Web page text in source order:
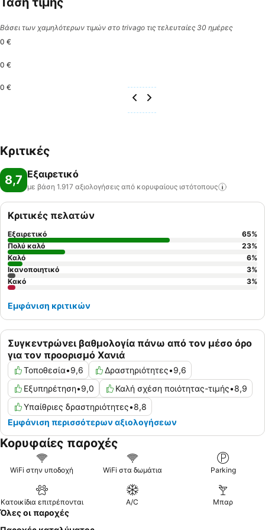
Βάσει των χαμηλότερων τιμών στο trivago τις τελευταίες 30 ημέρες
0 €
0 €
0 €
Κριτικές
8,7 Εξαιρετικό
με βάση 1.917 αξιολογήσεις από κορυφαίους ιστότοπους
Συγκεντρώνει βαθμολογία πάνω από τον μέσο όρο
για τον προορισμό Χανιά
Τοποθεσία•9,6 Δραστηριότητες•9,6
Εξυπηρέτηση•9,0 Καλή σχέση ποιότητας-τιμής•8,9
Υπαίθριες δραστηριότητες•8,8
Εμφάνιση περισσότερων αξιολογήσεων
Κριτικές πελατών
Εξαιρετικό 65%
Πολύ καλό
23%
Καλό
6%
Ικανοποιητικό
3%
Κακό
3%
Εμφάνιση κριτικών
Κορυφαίες παροχές
WiFi στην υποδοχή WiFi στα δωμάτια Parking
Κατοικίδια επιτρέπονται A/C Μπαρ
Όλες οι παροχές